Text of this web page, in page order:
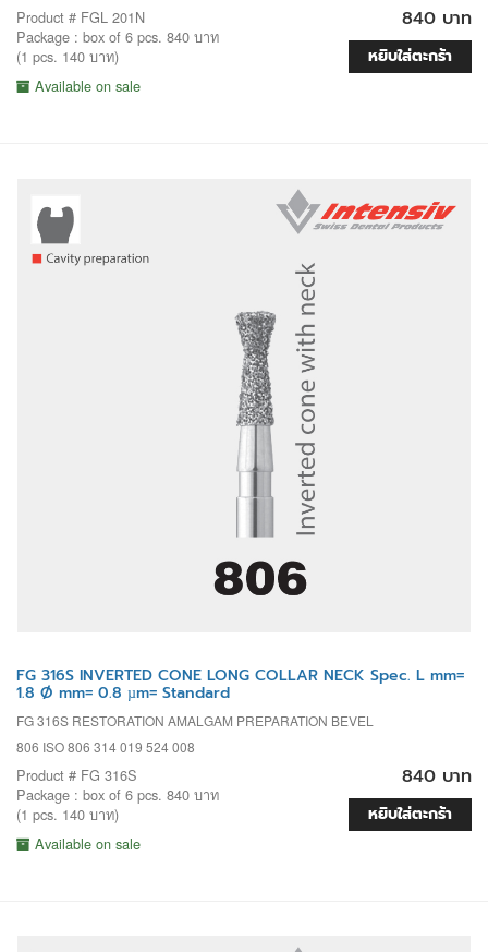
Product # FGL 201N
Package : box of 6 pcs. 840 บาท
(1 pcs. 140 บาท)
Available on sale
840 บาท
หยิบใส่ตะกร้า
FG 316S INVERTED CONE LONG COLLAR NECK Spec. L mm=
1.8 Ø mm= 0.8 µm= Standard
FG 316S RESTORATION AMALGAM PREPARATION BEVEL
806 ISO 806 314 019 524 008
Product # FG 316S
Package : box of 6 pcs. 840 บาท
(1 pcs. 140 บาท)
Available on sale
840 บาท
หยิบใส่ตะกร้า